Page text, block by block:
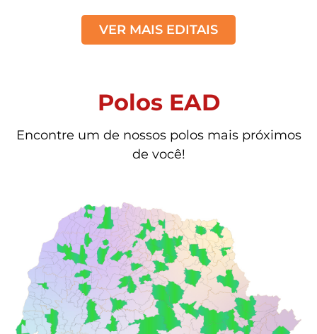
VER MAIS EDITAIS
Polos EAD
Encontre um de nossos polos mais próximos
de você!